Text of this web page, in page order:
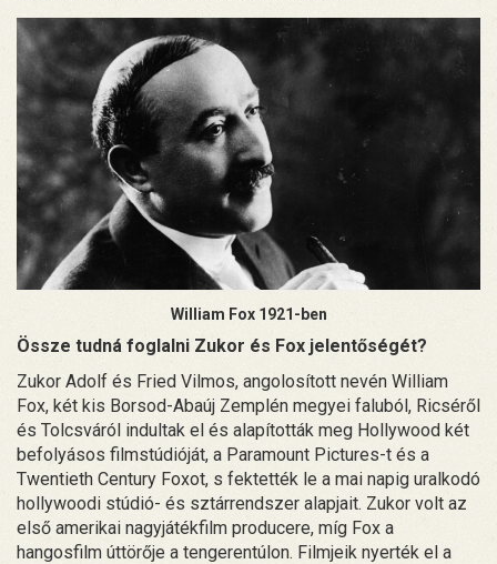
William Fox 1921-ben
Össze tudná foglalni Zukor és Fox jelentőségét?
Zukor Adolf és Fried Vilmos, angolosított nevén William
Fox, két kis Borsod-Abaúj Zemplén megyei faluból, Ricséről
és Tolcsváról indultak el és alapították meg Hollywood két
befolyásos filmstúdióját, a Paramount Pictures-t és a
Twentieth Century Foxot, s fektették le a mai napig uralkodó
hollywoodi stúdió- és sztárrendszer alapjait. Zukor volt az
első amerikai nagyjátékfilm producere, míg Fox a
hangosfilm úttörője a tengerentúlon. Filmjeik nyerték el a